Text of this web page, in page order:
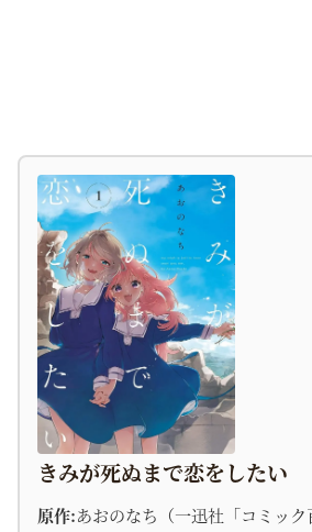
きみが死ぬまで恋をしたい
原作:あおのなち（一迅社「コミック